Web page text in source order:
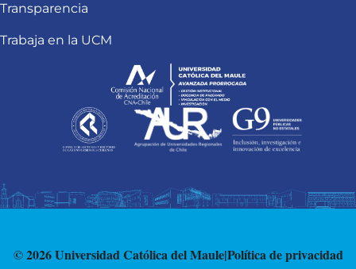
Transparencia
Trabaja en la UCM
© 2026 Universidad Católica del Maule|Política de privacidad